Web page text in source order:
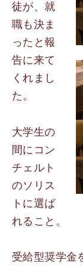
徒が、就
職も決ま
ったと報
告に来て
くれまし
た。
大学生の
間にコン
チェルト
のソリス
トに選ば
れること。
受給型奨学金